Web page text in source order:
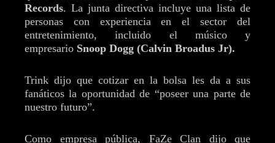
Records. La junta directiva incluye una lista de
personas con experiencia en el sector del
entretenimiento, incluido el músico y
empresario Snoop Dogg (Calvin Broadus Jr).
Trink dijo que cotizar en la bolsa les da a sus
fanáticos la oportunidad de “poseer una parte de
nuestro futuro”.
Como empresa pública, FaZe Clan dijo que